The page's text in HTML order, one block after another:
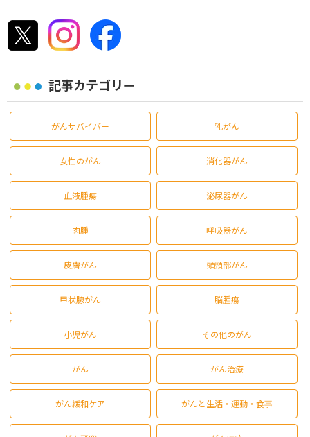
記事カテゴリー
がんサバイバー 乳がん
女性のがん 消化器がん
血液腫瘍 泌尿器がん
肉腫 呼吸器がん
皮膚がん 頭頸部がん
甲状腺がん 脳腫瘍
小児がん その他のがん
がん がん治療
がん緩和ケア がんと生活・運動・食事